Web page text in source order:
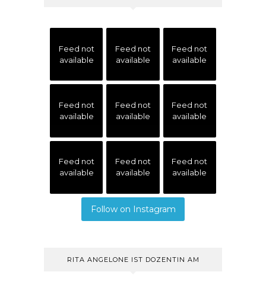
Feed not
available
Feed not
available
Feed not
available
Feed not
available
Feed not
available
Feed not
available
Feed not
available
Feed not
available
Feed not
available
Follow on Instagram
RITA ANGELONE IST DOZENTIN AM